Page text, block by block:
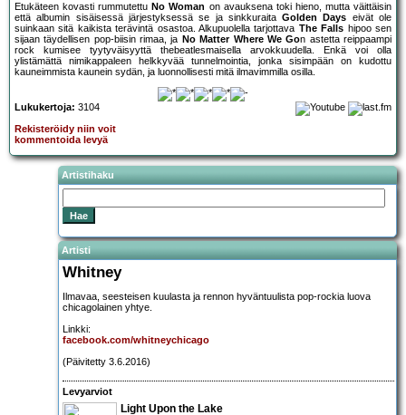
Etukäteen kovasti rummutettu No Woman on avauksena toki hieno, mutta väittäisin
että albumin sisäisessä järjestyksessä se ja sinkkuraitaGolden Days eivät ole
suinkaan sitä kaikista terävintä osastoa. Alkupuolella tarjottava The Falls hipoo sen
sijaan täydellisen pop-biisin rimaa, ja No Matter Where We Gon astetta reippaampi
rock kumisee tyytyväisyyttä thebeatlesmaisella arvokkuudella. Enkä voi olla
ylistämättä nimikappaleen helkkyvää tunnelmointia, jonka sisimpään on kudottu
kauneimmista kaunein sydän, ja luonnollisesti mitä ilmavimmilla osilla.
Lukukertoja: 3104
Rekisteröidy niin voit
kommentoida levyä
Artistihaku
Artisti
Whitney
Ilmavaa, seesteisen kuulasta ja rennon hyväntuulista pop-rockia luova
chicagolainen yhtye.
Linkki:
facebook.com/whitneychicago
(Päivitetty 3.6.2016)
Levyarviot
Light Upon the Lake